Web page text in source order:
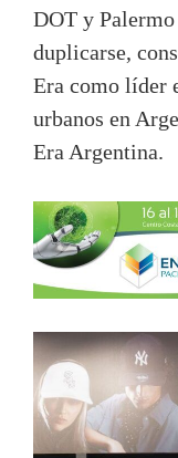
DOT y
duplicarse,
Era como líder
urbanos en
Era Argentina.